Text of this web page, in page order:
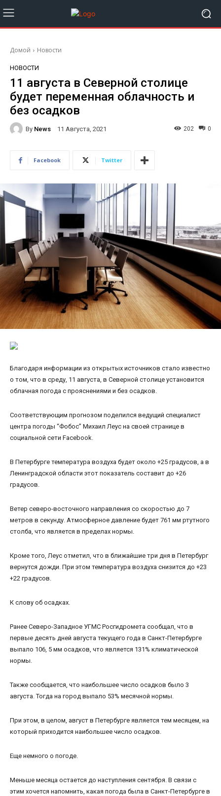
Домой Новости
НОВОСТИ
11 августа в Северной столице
будет переменная облачность и
без осадков
By News 11 Августа, 2021 0
202
Facebook Twitter
Благодаря информации из открытых источников стало известно
о том, что в среду, 11 августа, в Северной столице установится
облачная погода с прояснениями и без осадков.
Соответствующим прогнозом поделился ведущий специалист
центра погоды “Фобос” Михаил Леус на своей странице в
социальной сети Facebook.
В Петербурге температура воздуха будет около +25 градусов, а в
Ленинградской области этот показатель составит до +26
градусов.
Ветер северо-восточного направления со скоростью до 7
метров в секунду. Атмосферное давление будет 761 мм ртутного
столба, что является в пределах нормы.
Кроме того, Леус отметил, что в ближайшие три дня в Петербург
вернутся дожди. При этом температура воздуха снизится до +23
+22 градусов.
К слову об осадках.
Ранее Северо-Западное УГМС Росгидромета сообщал, что в
первые десять дней августа текущего года в Санкт-Петербурге
выпало 106, 5 мм осадков, что является 131% климатической
нормы.
Также сообщается, что наибольшее число осадков было 3
августа. Тогда на город выпало 53% месячной нормы.
При этом, в целом, август в Петербурге является тем месяцем, на
который приходится наибольшее число осадков.
Еще немного о погоде.
Меньше месяца остается до наступления сентября. В связи с
этим хочется напомнить, какая погода была в Санкт-Петербурге в